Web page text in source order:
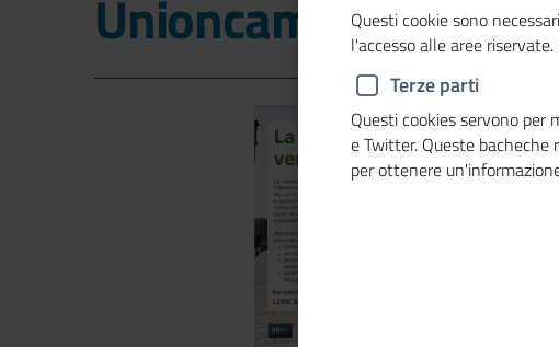
UnioncamereQuesti cookie sono
l'accesso alle aree
Terze parti
Questi cookies servono per
e Twitter. Queste
per ottenere